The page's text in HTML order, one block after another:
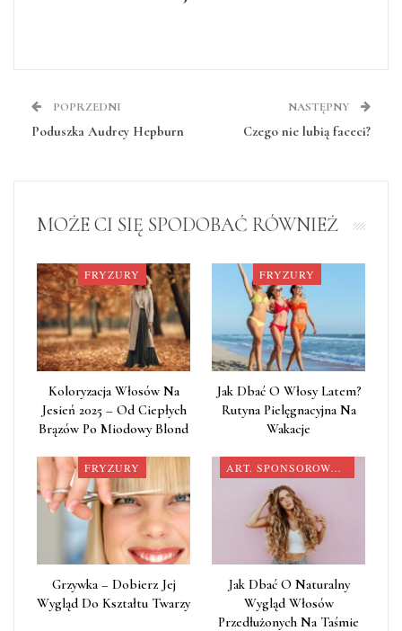
POPRZEDNI
Poduszka Audrey Hepburn
NASTĘPNY
Czego nie lubią faceci?
MOŻE CI SIĘ SPODOBAĆ RÓWNIEŻ
FRYZURY
Koloryzacja Włosów Na
Jesień 2025 – Od Ciepłych
Brązów Po Miodowy Blond
FRYZURY
Jak Dbać O Włosy Latem?
Rutyna Pielęgnacyjna Na
Wakacje
FRYZURY
Grzywka – Dobierz Jej
Wygląd Do Kształtu Twarzy
Jak Dbać O Naturalny
Wygląd Włosów
Przedłużonych Na Taśmie